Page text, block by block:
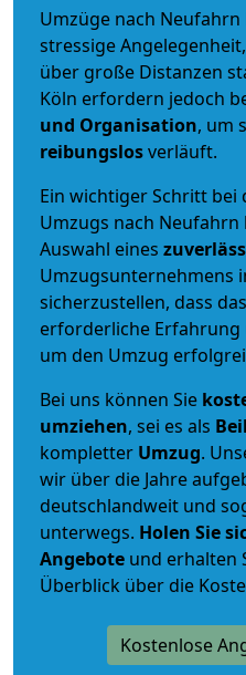
Umzüge nach
stressige
über große Distanzen
Köln erfordern jedoch
und Organisation, um
reibungslosverläuft.
Ein wichtiger Schritt
Umzugs nach Neufahrn
Auswahl eines
Umzugsunternehmens
sicherzustellen, dass
erforderliche
um den Umzug
Bei uns können Sie
umziehen, sei es als
kompletter Umzug.
wir über die Jahre
deutschlandweit und
unterwegs. Holen Sie
Angebote und erhalten
Überblick über die
Kostenlose